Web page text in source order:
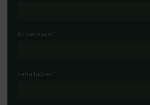
Achternaam *
E-mailadres*